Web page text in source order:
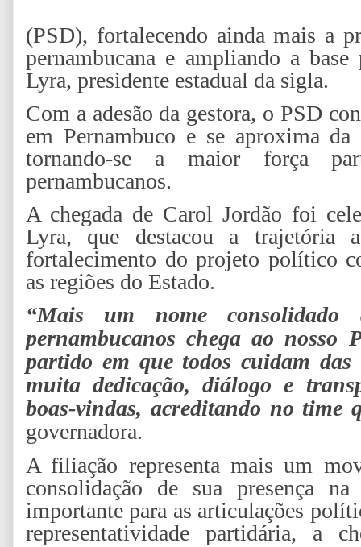
(PSD), fortalecendo ainda mais a
pernambucana e ampliando a
Lyra, presidente estadual da sigla.
Com a adesão da gestora, o PSD
em Pernambuco e se aproxima
tornando-se a maior força
pernambucanos.
A chegada de Carol Jordão foi
Lyra, que destacou a trajetória
fortalecimento do projeto político
as regiões do Estado.
“Mais um nome
pernambucanos chega ao nosso
partido em que todos cuidam
muita dedicação, diálogo e
boas-vindas, acreditando no time
governadora.
A filiação representa mais um
consolidação de sua presença
importante para as articulações
representatividade partidária, a